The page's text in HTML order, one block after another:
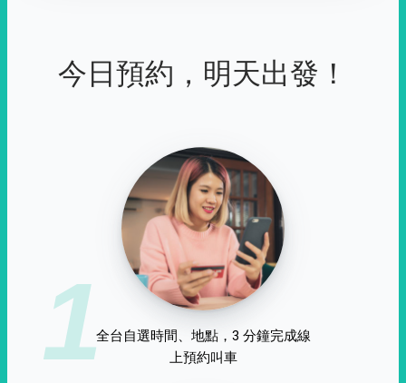
今日預約，明天出發！
1全台自選時間、地點，3 分鐘完成線
上預約叫車